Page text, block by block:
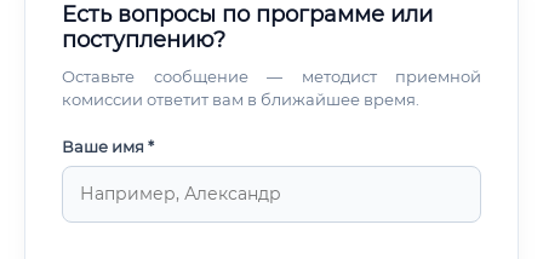
Есть вопросы по программе или
поступлению?
Оставьте сообщение — методист приемной
комиссии ответит вам в ближайшее время.
Ваше имя *